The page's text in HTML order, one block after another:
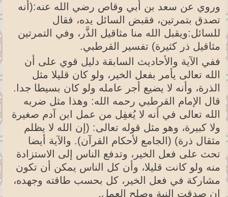
وروي عن سعد بن أبي وقاص رضي الله عنه:(أنه
تصدق بتمرتين، فقبض السائل يده، فقال
للسائل:ويقبل الله منا مثاقيل الذَّر، وفي التمرتين
مثاقيل ذر كثيرة) تفسير القرطبي.
ففي الآية والأحاديث السابقة دليل قوي على أن
الله تعالى يأمر بفعل الخير، ولو كان قليلا مثل
الذرة، وأنه لا يضيع أجر عامله ولو كان بسيطا جدا.
قال الإمام القرطبي رحمه الله: وهذا مثل ضربه
الله تعالى في أنه لا يُغفِل من عمل ابن آدم صغيرة
ولا كبيرة، وهو مثل قوله تعالى: (إن الله لا يظلم
مثقال ذرة) (الجامع لأحكام القرآن). والآية أيضا
تحث على فعل الخير، وتدفع الناس إلى الاستزادة
منه ولو كانت قليلا، وأن كل الناس يمكن أن تكون
مشاركة في فعل الخير، كل بحسب طاقته وجهده،
إن صدقت النية وصلح العمل.